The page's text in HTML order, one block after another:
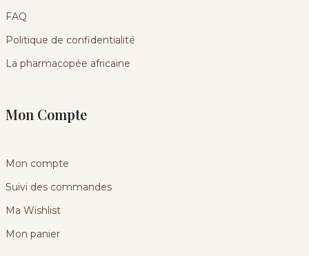
FAQ
Politique de confidentialité
La pharmacopée africaine
Mon Compte
Mon compte
Suivi des commandes
Ma Wishlist
Mon panier